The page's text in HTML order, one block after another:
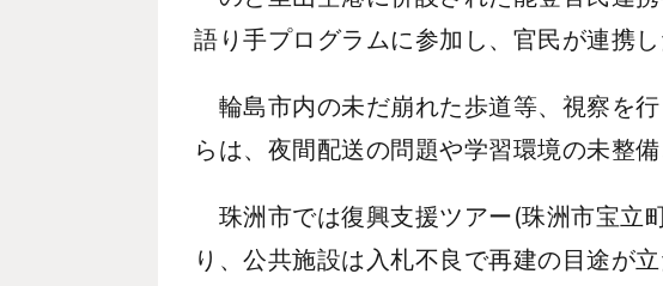
語り手プログラムに参加し、官民が連携
輪島市内の未だ崩れた歩道等、視察を
らは、夜間配送の問題や学習環境の未整
珠洲市では復興支援ツアー(珠洲市宝立
り、公共施設は入札不良で再建の目途が